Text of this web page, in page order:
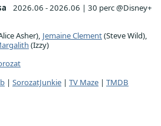
2026.06 - 2026.06 | 30 perc @Disney+
Asher), Jemaine Clement(Steve Wild),
(Izzy)
| SorozatJunkie | TV Maze | TMDB